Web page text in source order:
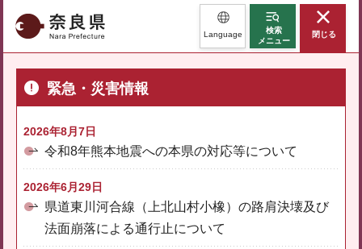
奈良県 Language
検索
メニュー
閉じる
緊急・災害情報
2026年8月7日
令和8年熊本地震への本県の対応等について
2026年6月29日
県道東川河合線（上北山村小橡）の路肩決壊及び
法面崩落による通行止について